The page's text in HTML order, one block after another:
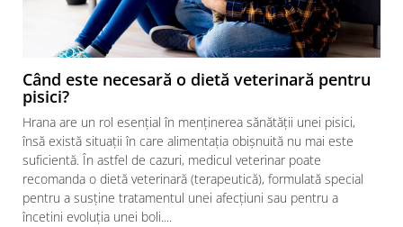
Când este necesară o dietă veterinară pentru
pisici?
Hrana are un rol esențial în menținerea sănătății unei pisici,
însă există situații în care alimentația obișnuită nu mai este
suficientă. În astfel de cazuri, medicul veterinar poate
recomanda o dietă veterinară (terapeutică), formulată special
pentru a susține tratamentul unei afecțiuni sau pentru a
încetini evoluția unei boli....